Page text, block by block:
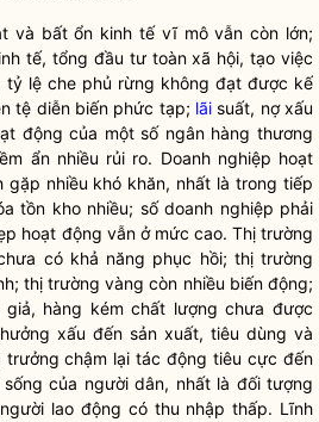
và bất ổn kinh tế vĩ mô vẫn còn lớn;
tế, tổng đầu tư toàn xã hội, tạo việc
tỷ lệ che phủ rừng không đạt được kế
tệ diễn biến phức tạp; lãisuất, nợ xấu
động của một số ngân hàng thương
ẩn nhiều rủi ro. Doanh nghiệp hoạt
gặp nhiều khó khăn, nhất là trong tiếp
tồn kho nhiều; số doanh nghiệp phải
hoạt động vẫn ở mức cao. Thị trường
có khả năng phục hồi; thị trường
thị trường vàng còn nhiều biến động;
hàng kém chất lượng chưa được
xấu đến sản xuất, tiêu dùng và
chậm lại tác động tiêu cực đến
của người dân, nhất là đối tượng
lao động có thu nhập thấp. Lĩnh